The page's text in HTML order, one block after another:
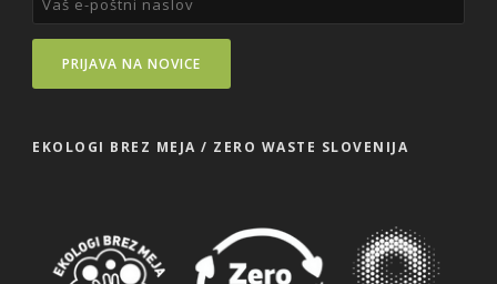
EKOLOGI BREZ MEJA / ZERO WASTE SLOVENIJA